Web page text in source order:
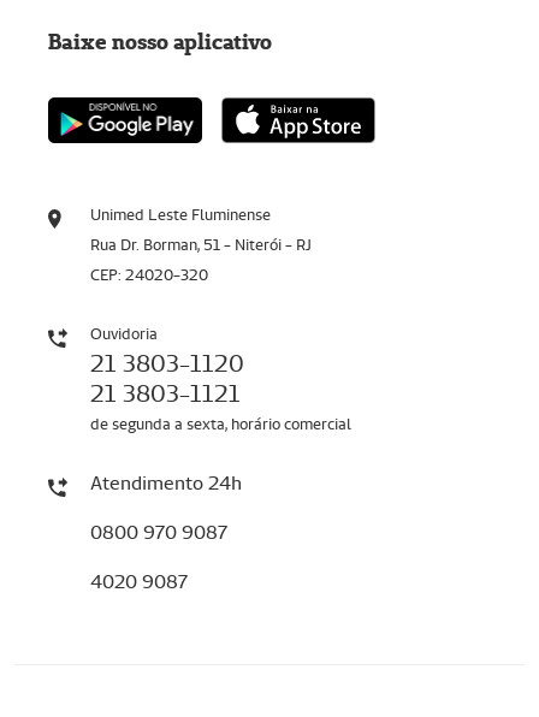
Unimed Leste Fluminense
Rua Dr. Borman, 51 - Niterói - RJ
CEP: 24020-320
Ouvidoria
21 3803-1120
21 3803-1121
de segunda a sexta, horário comercial
Atendimento 24h
0800 970 9087
4020 9087
Baixe nosso aplicativo